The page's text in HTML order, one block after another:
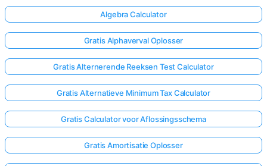
Algebra Calculator
Gratis Alphaverval Oplosser
Gratis Alternerende Reeksen Test Calculator
Gratis Alternatieve Minimum Tax Calculator
Gratis Calculator voor Aflossingsschema
Gratis Amortisatie Oplosser